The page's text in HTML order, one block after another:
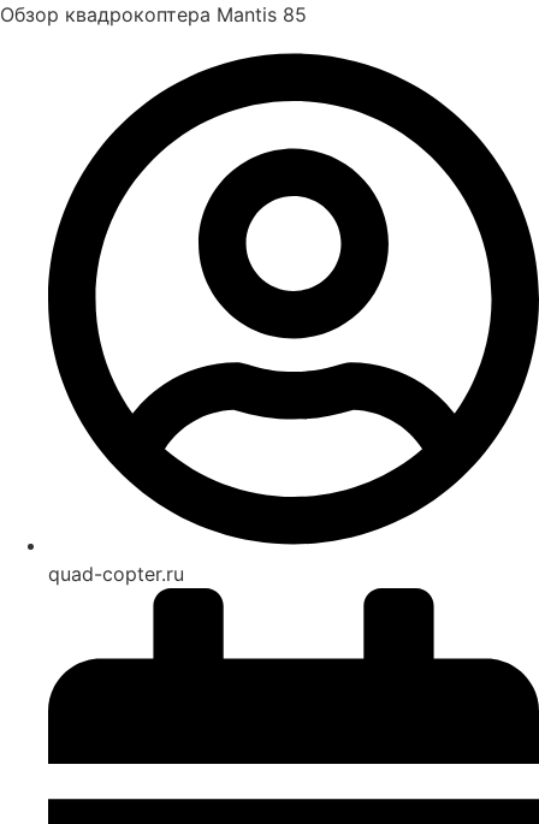
Обзор квадрокоптера Mantis 85
quad-copter.ru